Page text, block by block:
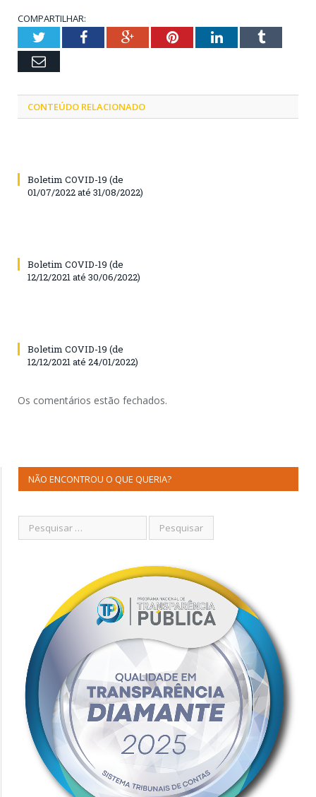
COMPARTILHAR:
TwitterFacebookGoogle+PinterestLinkedInTumblr
Email
CONTEÚDO RELACIONADO
Boletim COVID-19 (de
01/07/2022 até 31/08/2022)
Boletim COVID-19 (de
12/12/2021 até 30/06/2022)
Boletim COVID-19 (de
12/12/2021 até 24/01/2022)
Os comentários estão fechados.
NÃO ENCONTROU O QUE QUERIA?